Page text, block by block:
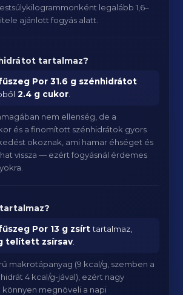
legalább 1,6–
ajánlott fogyás alatt.
tartalmaz?
Por 31.6 g szénhidrátot
2.4 g cukor
nem ellenség, de a
és a finomított szénhidrátok gyors
okoznak, ami hamar éhséget és
vissza — ezért fogyásnál érdemes
Por 13 g zsírttartalmaz,
telített zsírsav
makrotápanyag (9 kcal/g, szemben a
4 kcal/g-jával), ezért nagy
megnöveli a napi